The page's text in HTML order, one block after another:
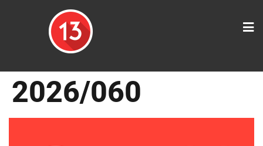
2026/060